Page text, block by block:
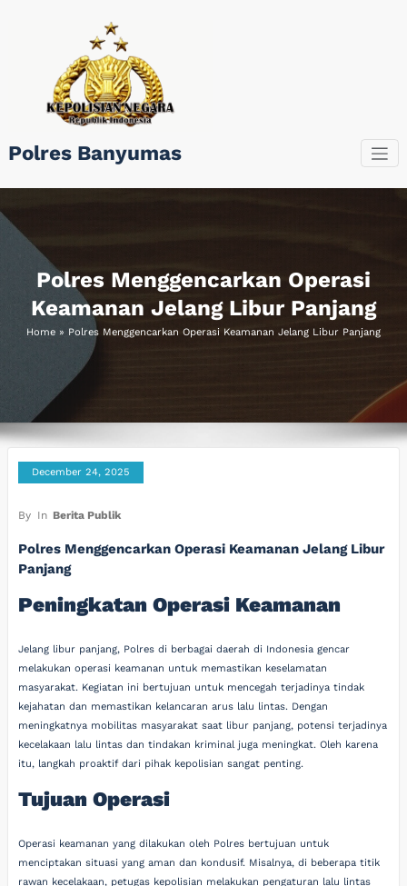
Polres Banyumas
Polres Menggencarkan Operasi
Keamanan Jelang Libur Panjang
Home » Polres Menggencarkan Operasi Keamanan Jelang Libur Panjang
December 24, 2025
By In Berita Publik
Polres Menggencarkan Operasi Keamanan Jelang Libur
Panjang
Peningkatan Operasi Keamanan
Jelang libur panjang, Polres di berbagai daerah di Indonesia gencar
melakukan operasi keamanan untuk memastikan keselamatan
masyarakat. Kegiatan ini bertujuan untuk mencegah terjadinya tindak
kejahatan dan memastikan kelancaran arus lalu lintas. Dengan
meningkatnya mobilitas masyarakat saat libur panjang, potensi terjadinya
kecelakaan lalu lintas dan tindakan kriminal juga meningkat. Oleh karena
itu, langkah proaktif dari pihak kepolisian sangat penting.
Tujuan Operasi
Operasi keamanan yang dilakukan oleh Polres bertujuan untuk
menciptakan situasi yang aman dan kondusif. Misalnya, di beberapa titik
rawan kecelakaan, petugas kepolisian melakukan pengaturan lalu lintas